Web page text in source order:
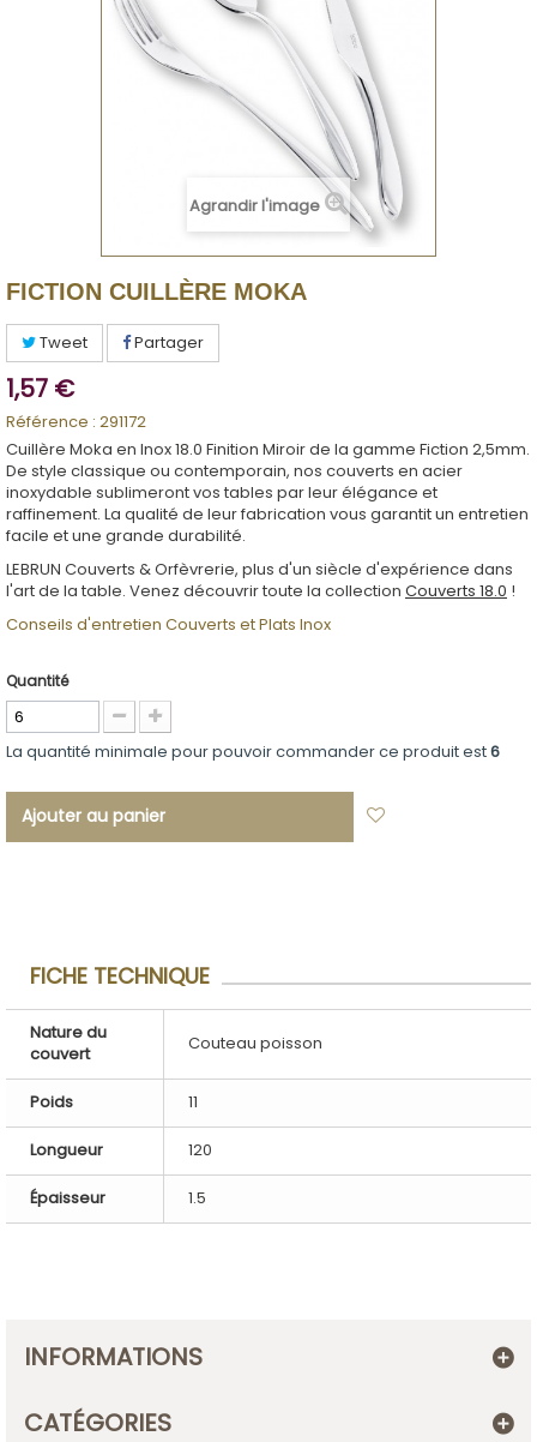
Agrandir l'image
FICTION CUILLÈRE MOKA
Tweet Partager
1,57 €
Référence : 291172
Cuillère Moka en Inox 18.0 Finition Miroir de la gamme Fiction 2,5mm.
De style classique ou contemporain, nos couverts en acier
inoxydable sublimeront vos tables par leur élégance et
raffinement. La qualité de leur fabrication vous garantit un entretien
facile et une grande durabilité.
LEBRUN Couverts & Orfèvrerie, plus d'un siècle d'expérience dans
l'art de la table. Venez découvrir toute la collection Couverts 18.0 !
Conseils d'entretien Couverts et Plats Inox
Quantité
La quantité minimale pour pouvoir commander ce produit est6
Ajouter au panier
FICHE TECHNIQUE
Nature du
couvert
Couteau poisson
Poids 11
Longueur 120
Épaisseur 1.5
INFORMATIONS
CATÉGORIES